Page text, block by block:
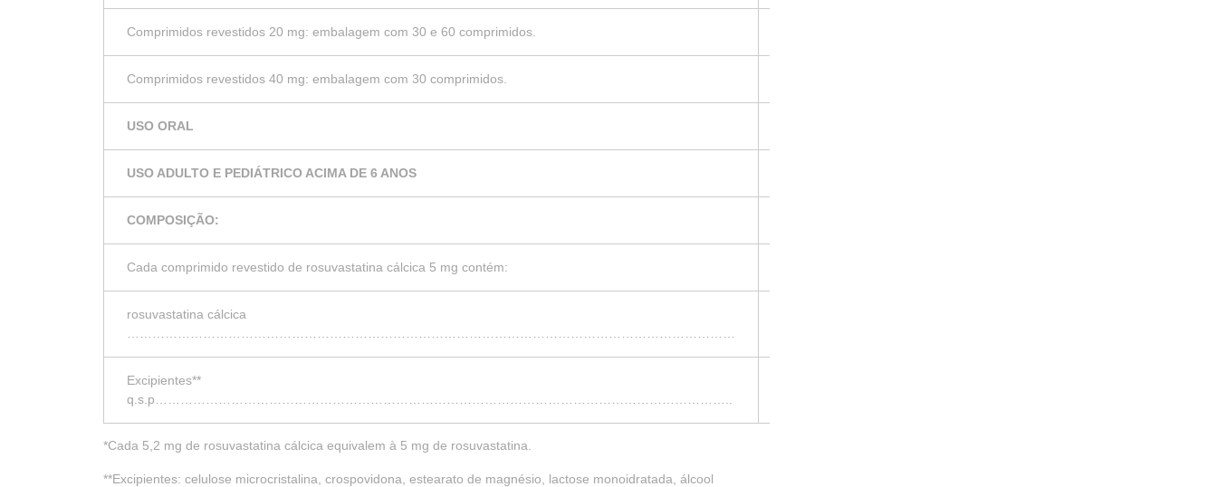
Comprimidos revestidos 20 mg: embalagem com 30 e 60 comprimidos.
Comprimidos revestidos 40 mg: embalagem com 30 comprimidos.
USO ORAL
USO ADULTO E PEDIÁTRICO ACIMA DE 6 ANOS
COMPOSIÇÃO:
Cada comprimido revestido de rosuvastatina cálcica 5 mg contém:
rosuvastatina cálcica
Excipientes**
q.s.p………………………………………………………………………………………………………………………..
*Cada 5,2 mg de rosuvastatina cálcica equivalem à 5 mg de rosuvastatina.
**Excipientes: celulose microcristalina, crospovidona, estearato de magnésio, lactose monoidratada, álcool